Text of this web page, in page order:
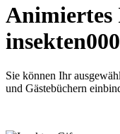
Animiertes
Sie können Ihr
und Gästebüchern